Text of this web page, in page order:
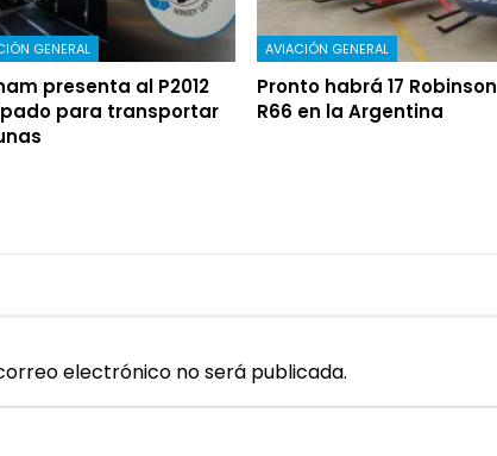
GENERAL
presenta al P2012
para transportar
AVIACIÓN GENERAL
Pronto habrá 17 Robinson
R66 en la Argentina
electrónico no será publicada.